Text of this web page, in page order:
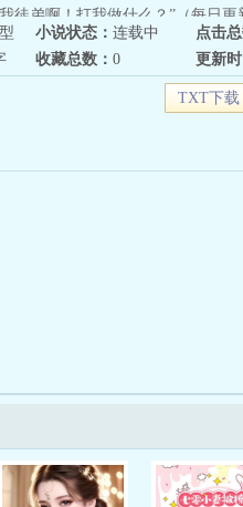
徒弟啊！打我做什么？”（每日
保证不烂尾，不太监。）
小说状态： 连载中 点击总
收藏总数： 0 更新时
TXT下载